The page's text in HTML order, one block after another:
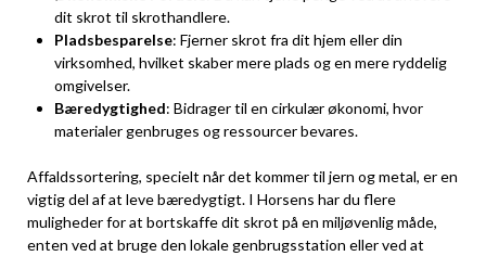
dit skrot til skrothandlere.
Pladsbesparelse: Fjerner skrot fra dit hjem eller din
virksomhed, hvilket skaber mere plads og en mere ryddelig
omgivelser.
Bæredygtighed: Bidrager til en cirkulær økonomi, hvor
materialer genbruges og ressourcer bevares.
Affaldssortering, specielt når det kommer til jern og metal, er en
vigtig del af at leve bæredygtigt. I Horsens har du flere
muligheder for at bortskaffe dit skrot på en miljøvenlig måde,
enten ved at bruge den lokale genbrugsstation eller ved at